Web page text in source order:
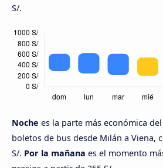
S/.
Noche es la parte más económica
boletos de bus desde Milán a Viena,
S/. Por la mañana es el momento